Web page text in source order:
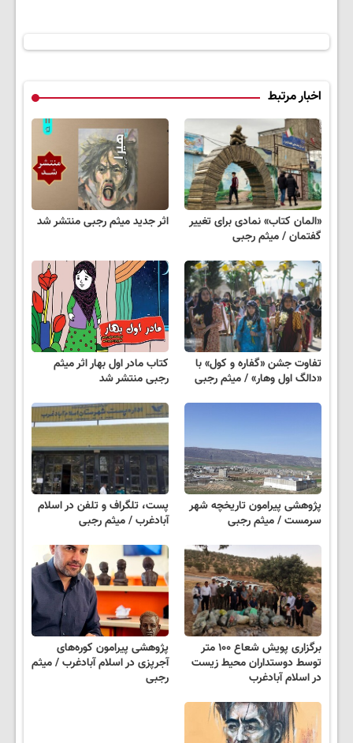
اخبار مرتبط
«المان کتاب» نمادی برای تغییر
گفتمان / میثم رجبی
اثر جدید میثم رجبی منتشر شد
تفاوت جشن «گفاره و کول» با
«دالگ اول وهار» / میثم رجبی
کتاب مادر اول بهار اثر میثم
رجبی منتشر شد
پژوهشی پیرامون تاریخچه شهر
سرمست / میثم رجبی
پست، تلگراف و تلفن در اسلام
آبادغرب / میثم رجبی
برگزاری پویش شعاع ۱۰۰ متر
توسط دوستداران محیط زیست
در اسلام آبادغرب
پژوهشی پیرامون کوره‌های
آجرپزی در اسلام آبادغرب / میثم
رجبی